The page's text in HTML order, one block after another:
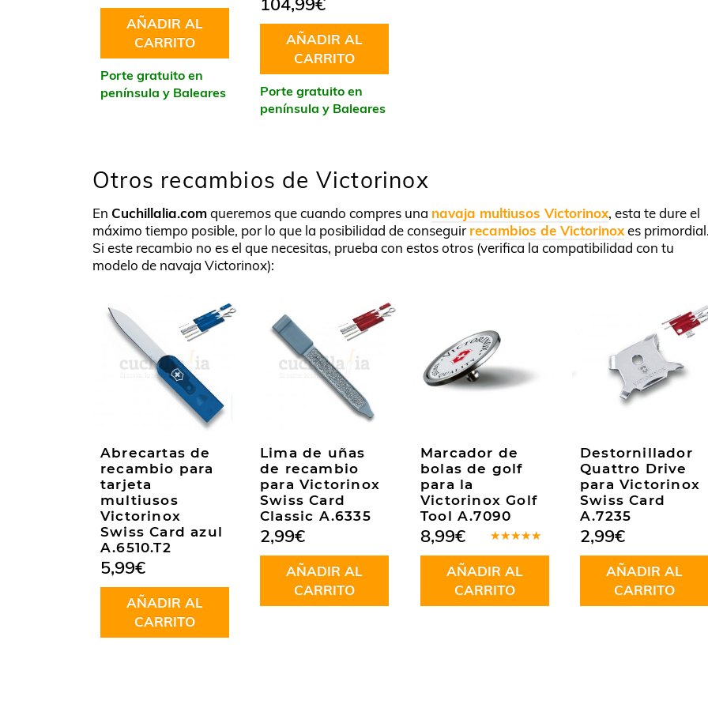
AÑADIR AL
CARRITO
Porte gratuito en
península y Baleares
AÑADIR AL
CARRITO
Porte gratuito en
península y Baleares
Otros recambios de Victorinox
En Cuchillalia.comqueremos que cuando compres una navaja multiusos Victorinox, esta te dure el
máximo tiempo posible, por lo que la posibilidad de conseguir recambios de Victorinoxes
Si este recambio no es el que necesitas, prueba con estos otros (verifica la compatibilidad con tu
modelo de navaja Victorinox):
Abrecartas de
recambio para
tarjeta
multiusos
Victorinox
Swiss Card azul
A.6510.T2
5,99€
AÑADIR AL
CARRITO
Lima de uñas
de recambio
para Victorinox
Swiss Card
Classic A.6335
2,99€
AÑADIR AL
CARRITO
Marcador de
bolas de golf
para la
Victorinox Golf
Tool A.7090
en5.00de
5
8,99€
AÑADIR AL
CARRITO
Destornillador
Quattro Drive
para Victorinox
Swiss Card
A.7235
2,99€
AÑADIR AL
CARRITO